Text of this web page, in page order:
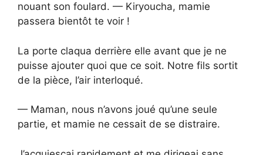
nouant son foulard. — Kiryoucha, mamie
passera bientôt te voir !
La porte claqua derrière elle avant que je ne
puisse ajouter quoi que ce soit. Notre fils sortit
de la pièce, l’air interloqué.
— Maman, nous n’avons joué qu’une seule
partie, et mamie ne cessait de se distraire.